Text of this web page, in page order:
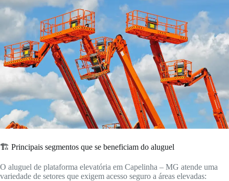
🏗️ Principais segmentos que se beneficiam do aluguel
O aluguel de plataforma elevatória em Capelinha – MG atende uma
variedade de setores que exigem acesso seguro a áreas elevadas: